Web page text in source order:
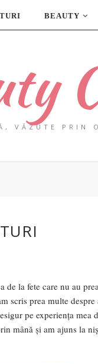
BEAUTY
VĂZUTE PRIN
de la fete care nu au
scris prea multe despre
pe experiența mea
mână și am ajuns la